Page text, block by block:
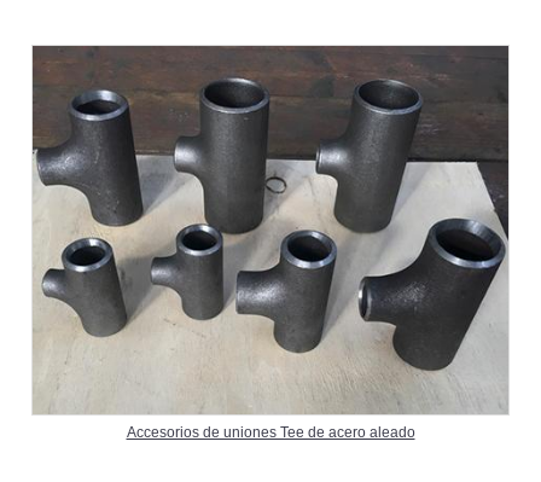
Accesorios de uniones Tee de acero aleado